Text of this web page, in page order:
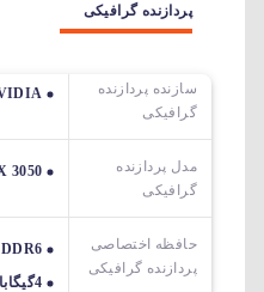
پردازنده گرافیکی
سازنده پردازنده
گرافیکی
NVIDIA
مدل پردازنده
گرافیکی
GeForce RTX 3050
حافظه اختصاصی
پردازنده گرافیکی
DDR6
4گیگابایت